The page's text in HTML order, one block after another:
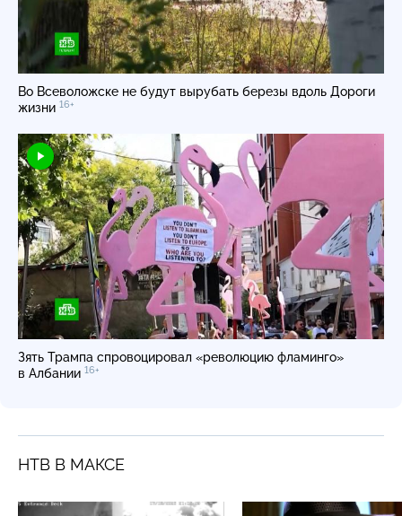
Во Всеволожске не будут вырубать березы вдоль Дороги
жизни 16+
Зять Трампа спровоцировал «революцию фламинго»
в Албании 16+
НТВ В МАКСЕ